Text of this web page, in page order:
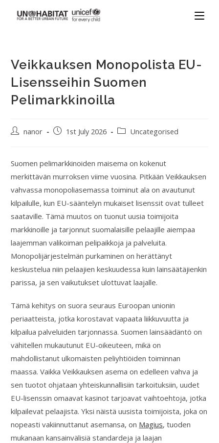
Veikkauksen Monopolista EU-
Lisensseihin Suomen
Pelimarkkinoilla
nanor 1st July 2026 Uncategorised
Suomen pelimarkkinoiden maisema on kokenut
merkittävän murroksen viime vuosina. Pitkään Veikkauksen
vahvassa monopoliasemassa toiminut ala on avautunut
kilpailulle, kun EU-sääntelyn mukaiset lisenssit ovat tulleet
saataville. Tämä muutos on tuonut uusia toimijoita
markkinoille ja tarjonnut suomalaisille pelaajille aiempaa
laajemman valikoiman pelipaikkoja ja palveluita.
Monopolijärjestelmän purkaminen on herättänyt
keskustelua niin pelaajien keskuudessa kuin lainsäätäjienkin
parissa, ja sen vaikutukset ulottuvat laajalle.
Tämä kehitys on suora seuraus Euroopan unionin
periaatteista, jotka korostavat vapaata liikkuvuutta ja
kilpailua palveluiden tarjonnassa. Suomen lainsäädäntö on
vähitellen mukautunut EU-oikeuteen, mikä on
mahdollistanut ulkomaisten peliyhtiöiden toiminnan
maassa. Vaikka Veikkauksen asema on edelleen vahva ja
sen tuotot ohjataan yhteiskunnallisiin tarkoituksiin, uudet
EU-lisenssin omaavat kasinot tarjoavat vaihtoehtoja, jotka
kilpailevat pelaajista. Yksi näistä uusista toimijoista, joka on
nopeasti vakiinnuttanut asemansa, on Magius, tuoden
mukanaan kansainvälisiä standardeja ja laajan